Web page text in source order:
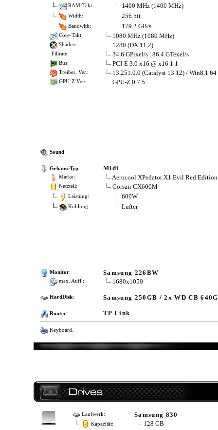
RAM-Takt: 1400 MHz (1400 MHz)
Width: 256 bit
Bandwith: 179.2 GB/s
Core-Takt: 1080 MHz (1080 MHz)
Shaders: 1280 (DX 11.2)
Fillrate: 34.6 GPixel/s | 86.4 GTexel/s
Bus: PCI-E 3.0 x16 @ x16 1.1
Treiber, Ver.: 13.251.0.0 (Catalyst 13.12) / Win8.1 64
GPU-Z Vers.: GPU-Z 0.7.5
Sound:
GehäuseTyp: Midi
Marke: Aerocool XPedator X1 Evil Red Edition
Netzteil: Corsair CX600M
Leistung: 600W
Kühlung: Lüfter
Monitor: Samsung 226BW
max. Aufl.: 1680x1050
HardDisk: Samsung 250GB / 2x WD CB
Router: TP Link
Keyboard:
Laufwerk: Samsung 830
Kapazität: 128 GB